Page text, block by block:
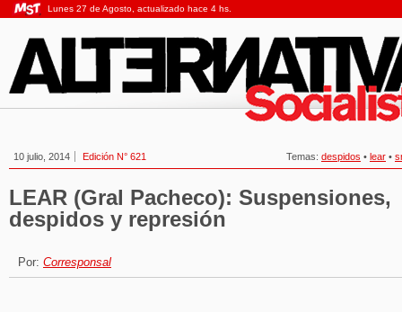
Lunes 27 de Agosto, actualizado hace 4 hs.
10 julio, 2014 Edición N° 621 Temas: despidos • lear •
LEAR (Gral Pacheco): Suspensiones,
despidos y represión
Por: Corresponsal